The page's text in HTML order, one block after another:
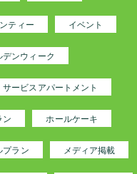
ティー イベント
デンウィーク
サービスアパートメント
ン ホールケーキ
プラン メディア掲載